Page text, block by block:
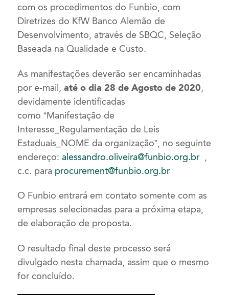
com os procedimentos do Funbio, com
Diretrizes do KfW Banco Alemão de
Desenvolvimento, através de SBQC, Seleção
Baseada na Qualidade e Custo.
As manifestações deverão ser encaminhadas
por e-mail,até o dia 28 de Agosto de 2020,
devidamente identificadas
como “Manifestação de
Interesse_Regulamentação de Leis
Estaduais_NOME da organização”, no seguinte
endereço:alessandro.oliveira@funbio.org.br ,
c.c. para procurement@funbio.org.br
O Funbio entrará em contato somente com as
empresas selecionadas para a próxima etapa,
de elaboração de proposta.
O resultado final deste processo será
divulgado nesta chamada, assim que o mesmo
for concluído.